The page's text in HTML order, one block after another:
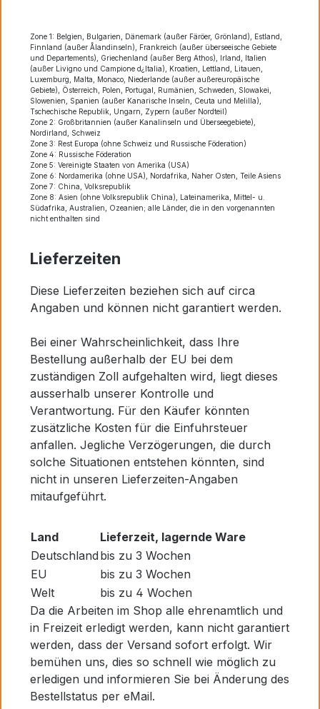
Zone 1: Belgien, Bulgarien, Dänemark (außer Färöer, Grönland), Estland,
Finnland (außer Ålandinseln), Frankreich (außer überseeische Gebiete
und Departements), Griechenland (außer Berg Athos), Irland, Italien
(außer Livigno und Campione d¿Italia), Kroatien, Lettland, Litauen,
Luxemburg, Malta, Monaco, Niederlande (außer außereuropäische
Gebiete), Österreich, Polen, Portugal, Rumänien, Schweden, Slowakei,
Slowenien, Spanien (außer Kanarische Inseln, Ceuta und Melilla),
Tschechische Republik, Ungarn, Zypern (außer Nordteil)
Zone 2: Großbritannien (außer Kanalinseln und Überseegebiete),
Nordirland, Schweiz
Zone 3: Rest Europa (ohne Schweiz und Russische Föderation)
Zone 4: Russische Föderation
Zone 5: Vereinigte Staaten von Amerika (USA)
Zone 6: Nordamerika (ohne USA), Nordafrika, Naher Osten, Teile Asiens
Zone 7: China, Volksrepublik
Zone 8: Asien (ohne Volksrepublik China), Lateinamerika, Mittel- u.
Südafrika, Australien, Ozeanien; alle Länder, die in den vorgenannten
nicht enthalten sind
Lieferzeiten
Diese Lieferzeiten beziehen sich auf circa
Angaben und können nicht garantiert werden.
Bei einer Wahrscheinlichkeit, dass Ihre
Bestellung außerhalb der EU bei dem
zuständigen Zoll aufgehalten wird, liegt dieses
ausserhalb unserer Kontrolle und
Verantwortung. Für den Käufer könnten
zusätzliche Kosten für die Einfuhrsteuer
anfallen. Jegliche Verzögerungen, die durch
solche Situationen entstehen könnten, sind
nicht in unseren Lieferzeiten-Angaben
mitaufgeführt.
Land
Lieferzeit, lagernde Ware
Deutschlandbis zu 3 Wochen
EU
bis zu 3 Wochen
Welt
bis zu 4 Wochen
Da die Arbeiten im Shop alle ehrenamtlich und
in Freizeit erledigt werden, kann nicht garantiert
werden, dass der Versand sofort erfolgt. Wir
bemühen uns, dies so schnell wie möglich zu
erledigen und informieren Sie bei Änderung des
Bestellstatus per eMail.